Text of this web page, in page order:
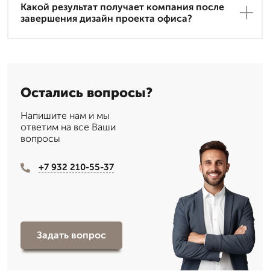
Какой результат получает компания после
завершения дизайн проекта офиса?
Остались вопросы?
Напишите нам и мы
ответим на все Ваши
вопросы
+7 932 210-55-37
Задать вопрос